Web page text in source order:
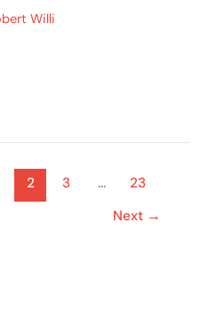
Willi
2 3 …
23
Next →